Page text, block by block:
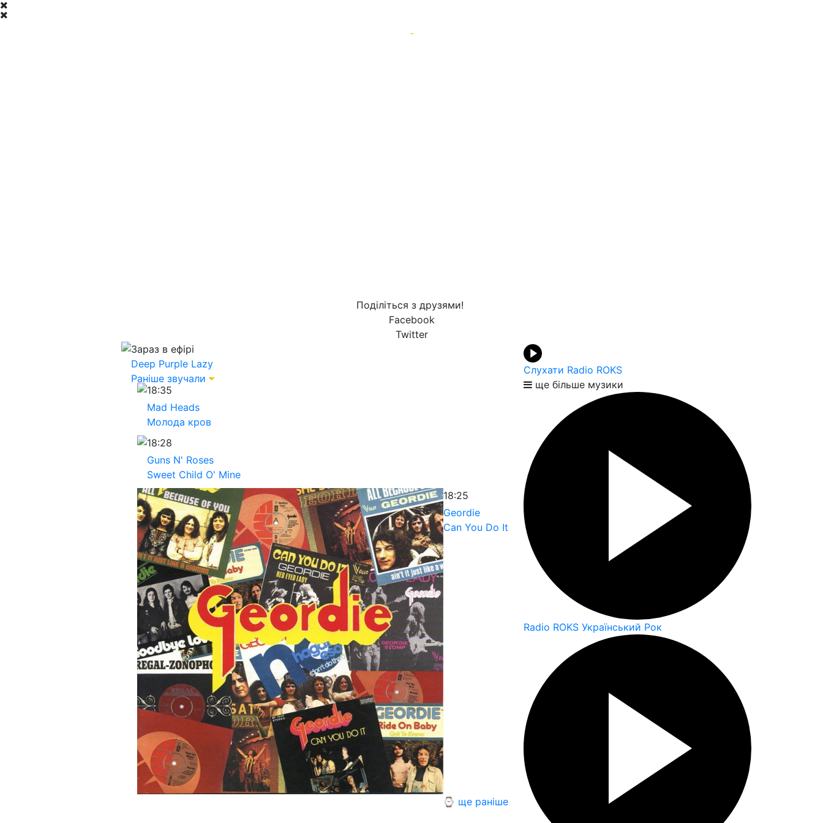
-
Поділіться з друзями!
Facebook
Twitter
Зараз в ефірі
Deep Purple Lazy
Раніше звучали
18:35
Mad Heads
Молода кров
18:28
Guns N' Roses
Sweet Child O' Mine
18:25
Geordie
Can You Do It
⌚ ще раніше
Слухати Radio ROKS
ще більше музики
Radio ROKS Український Рок